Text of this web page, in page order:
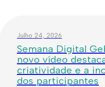
Julho 24, 2026
Semana Digital
novo vídeo
criatividade e a
dos participantes